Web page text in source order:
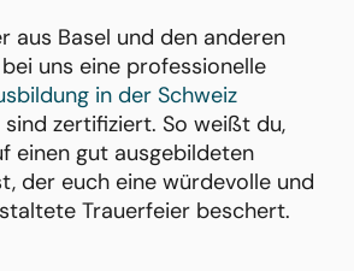
aus Basel und den anderen
uns eine professionelle
in der Schweiz
zertifiziert. So weißt du,
einen gut ausgebildeten
der euch eine würdevolle und
Trauerfeier beschert.